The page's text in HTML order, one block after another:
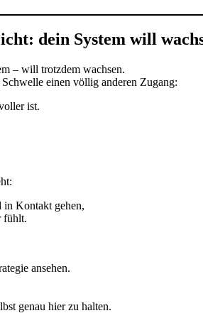
dein System will
– will trotzdem wachsen.
einen völlig anderen Zugang:
ist.
Kontakt gehen,
fühlt.
ansehen.
genau hier zu halten.